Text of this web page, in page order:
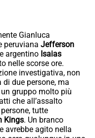
Gianluca
peruviana Jefferson
argentino Isaias
nelle scorse ore.
investigativa, non
di due persone, ma
gruppo molto più
che all’assalto
tutte
Kings. Un branco
avrebbe agito nella